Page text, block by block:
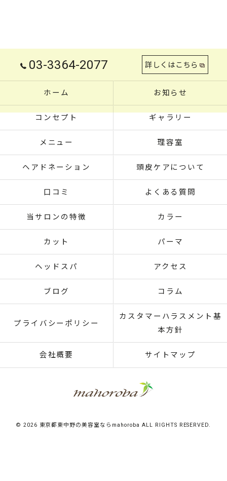
03-3364-2077 詳しくはこちら
ホーム お知らせ
コンセプト ギャラリー
メニュー 理容室
ヘアドネーション 頭皮ケアについて
口コミ よくある質問
当サロンの特徴 カラー
カット パーマ
ヘッドスパ アクセス
ブログ コラム
プライバシーポリシー
カスタマーハラスメント基
本方針
会社概要 サイトマップ
© 2026 東京都東中野の美容室ならmahoroba ALL RIGHTS RESERVED.